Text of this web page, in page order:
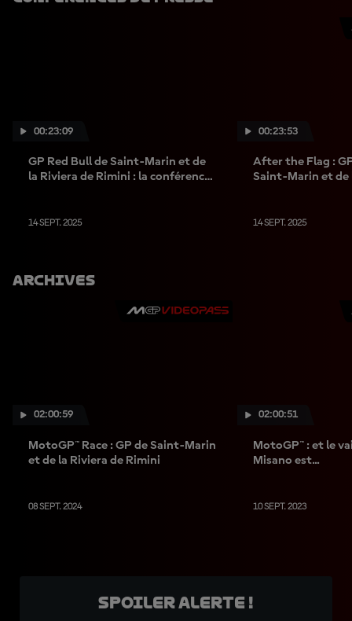
00:23:09
GP Red Bull de Saint-Marin et de
la Riviera de Rimini : la conférence
14 SEPT. 2025
00:23:53
After the Flag :
Saint-Marin et de
14 SEPT. 2025
Archives
02:00:59
MotoGP™ Race : GP de Saint-Marin
et de la Riviera de Rimini
08 SEPT. 2024
02:00:51
MotoGP™ : et le
Misano est...
10 SEPT. 2023
SPOILER ALERTE !